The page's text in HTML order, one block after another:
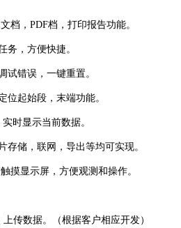
档，PDF档，打印报告功能。
务，方便快捷。
试错误，一键重置。
位起始段，末端功能。
时显示当前数据。
存储，联网，导出等均可实现。
摸显示屏，方便观测和操作。
传数据。（根据客户相应开发）